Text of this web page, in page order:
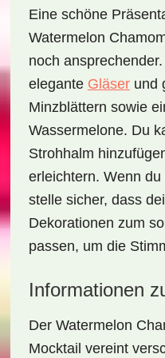
Eine schöne
Watermelon
noch
elegante Gläserund
Minzblättern sowie
Wassermelone. Du
Strohhalm
erleichtern. Wenn
stelle sicher, dass
Dekorationen zum
passen, um die
Informationen
Der Watermelon
Mocktail vereint